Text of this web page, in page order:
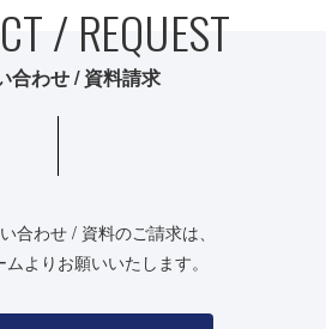
/ REQUEST
合わせ / 資料請求
合わせ / 資料のご請求は、
よりお願いいたします。